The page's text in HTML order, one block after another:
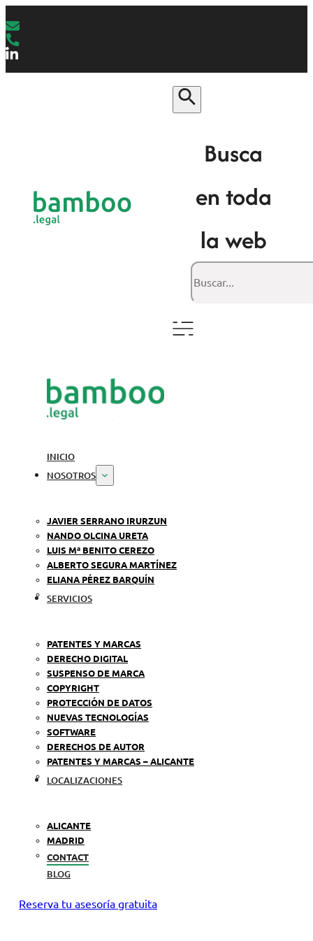
Busca
en toda
la web
Buscar
INICIO
NOSOTROS
JAVIER SERRANO IRURZUN
NANDO OLCINA URETA
LUIS Mª BENITO CEREZO
ALBERTO SEGURA MARTÍNEZ
ELIANA PÉREZ BARQUÍN
SERVICIOS
PATENTES Y MARCAS
DERECHO DIGITAL
SUSPENSO DE MARCA
COPYRIGHT
PROTECCIÓN DE DATOS
NUEVAS TECNOLOGÍAS
SOFTWARE
DERECHOS DE AUTOR
PATENTES Y MARCAS – ALICANTE
LOCALIZACIONES
ALICANTE
MADRID
CONTACT
BLOG
Reserva tu asesoría gratuita